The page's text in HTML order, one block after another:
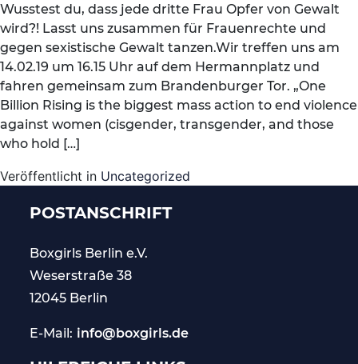
Wusstest du, dass jede dritte Frau Opfer von Gewalt
wird?! Lasst uns zusammen für Frauenrechte und
gegen sexistische Gewalt tanzen.Wir treffen uns am
14.02.19 um 16.15 Uhr auf dem Hermannplatz und
fahren gemeinsam zum Brandenburger Tor. „One
Billion Rising is the biggest mass action to end violence
against women (cisgender, transgender, and those
who hold […]
Veröffentlicht in Uncategorized
POSTANSCHRIFT
Boxgirls Berline.V.
Weserstraße 38
12045 Berlin
E-Mail: info@boxgirls.de